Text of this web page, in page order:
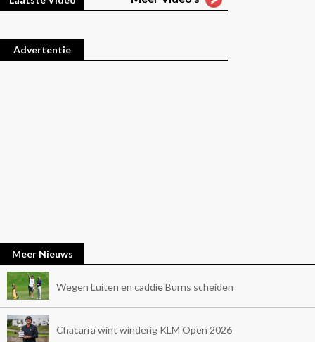
Advertentie
Meer Nieuws
Wegen Luiten en caddie Burns scheiden
Chacarra wint winderig KLM Open 2026